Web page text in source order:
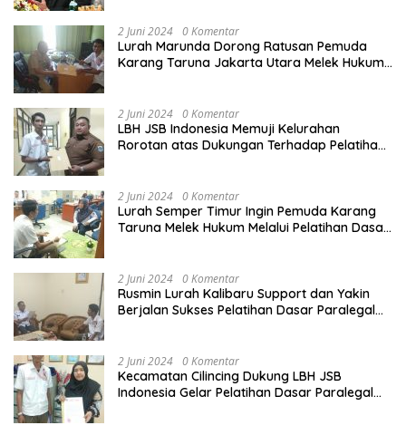
2 Juni 2024 0 Komentar
Lurah Marunda Dorong Ratusan Pemuda
Karang Taruna Jakarta Utara Melek Hukum
2 Juni 2024 0 Komentar
LBH JSB Indonesia Memuji Kelurahan
Rorotan atas Dukungan Terhadap Pelatihan
2 Juni 2024 0 Komentar
Lurah Semper Timur Ingin Pemuda Karang
Taruna Melek Hukum Melalui Pelatihan Dasar
2 Juni 2024 0 Komentar
Rusmin Lurah Kalibaru Support dan Yakin
Berjalan Sukses Pelatihan Dasar Paralegal
2 Juni 2024 0 Komentar
Kecamatan Cilincing Dukung LBH JSB
Indonesia Gelar Pelatihan Dasar Paralegal